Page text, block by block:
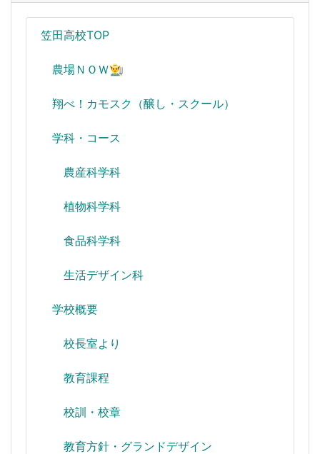
笠田高校TOP
農場ＮＯＷ👨‍🌾
翔べ！カモスク（醸し・スクール）
学科・コース
農産科学科
植物科学科
食品科学科
生活デザイン科
学校概要
校長室より
教育課程
校訓・校章
教育方針・グランドデザイン